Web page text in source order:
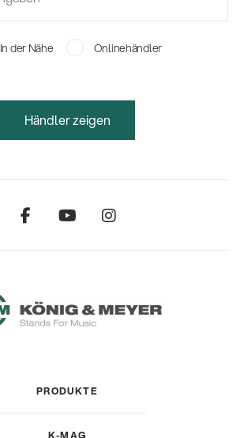
In der Nähe Onlinehändler
Händler zeigen
PRODUKTE
K-MAG